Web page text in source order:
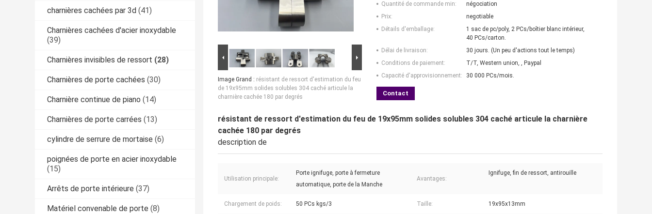
charnières cachées par 3d (41)
Charnières cachées d'acier inoxydable
(39)
Charnières invisibles de ressort (28)
Charnières de porte cachées (30)
Charnière continue de piano (14)
Charnières de porte carrées (13)
cylindre de serrure de mortaise (6)
poignées de porte en acier inoxydable
(15)
Arrêts de porte intérieure (37)
Matériel convenable de porte (8)
Image Grand : résistant de ressort d'estimation du feu
de 19x95mm solides solubles 304 caché articule la
charnière cachée 180 par degrés
Quantité de commande min:
négociation
Prix:
negotiable
Détails d'emballage:
1 sac de pc/poly, 2 PCs/boîtier blanc intérieur,
40 PCs/carton.
Délai de livraison:
30 jours. (Un peu d'actions tout le temps)
Conditions de paiement:
T/T, Western union, , Paypal
Capacité d'approvisionnement:
30 000 PCs/mois.
Contact
résistant de ressort d'estimation du feu de 19x95mm solides solubles 304 caché articule la charnière
cachée 180 par degrés
description de
Utilisation principale:
Porte ignifuge, porte à fermeture
automatique, porte de la Manche
Avantages:
Ignifuge, fin de ressort, antirouille
Chargement de poids: 50 PCs kgs/3 Taille: 19x95x13mm